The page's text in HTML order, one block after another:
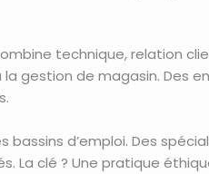
technique, relation
gestion de magasin. Des
d’emploi. Des
clé ? Une pratique